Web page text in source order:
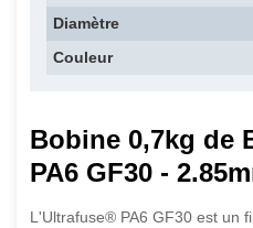
Diamètre
Couleur
Bobine 0,7kg de
PA6 GF30 -
L'Ultrafuse® PA6 GF30 est un